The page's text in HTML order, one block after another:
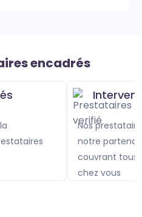
encadrés
Nos prestataires sont assurés avec
notre
couvrant tous
chez vous